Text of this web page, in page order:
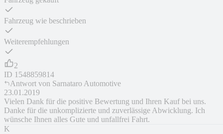
Fahrzeug wie beschrieben
Weiterempfehlungen
2
ID 1548859814
Antwort von Sarnataro Automotive
23.01.2019
Vielen Dank für die positive Bewertung und Ihren Kauf bei uns.
Danke für die unkomplizierte und zuverlässige Abwicklung. Ich
wünsche Ihnen alles Gute und unfallfrei Fahrt.
K